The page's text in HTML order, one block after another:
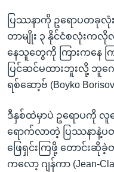
ပြဿနာကို ဥရောပတခုလုံး
တာမျိုး ၃ နိုင်ငံစလုံးကလို
နေသူတွေကို ကြားကနေ က
ပြင်ဆင်မထားဘူးလို့ ဘူဂ
ရစ်ဆော့ဗ် (Boyko
ဒီနှစ်ထဲမှာပဲ ဥရောပကို လူ
ရောက်လာတဲ့ ပြဿနာနဲ့ပ
ဖြေရှင်းကြဖို့ တောင်းဆိုခဲ့
ကလော့ ဂျန်ကာ (Jean-